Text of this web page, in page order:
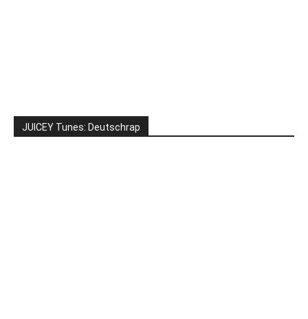
JUICEY Tunes: Deutschrap